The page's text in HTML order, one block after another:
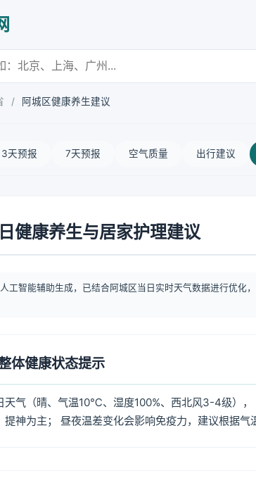
/ 阿城区健康养生建议
3天预报 7天预报 空气质量 出行建议
健康养生与居家护理建议
工智能辅助生成，已结合阿城区当日实时天气数据进行优化
体健康状态提示
天气（晴、气温10℃、湿度100%、西北风3-4级）
提神为主； 昼夜温差变化会影响免疫力，建议根据气